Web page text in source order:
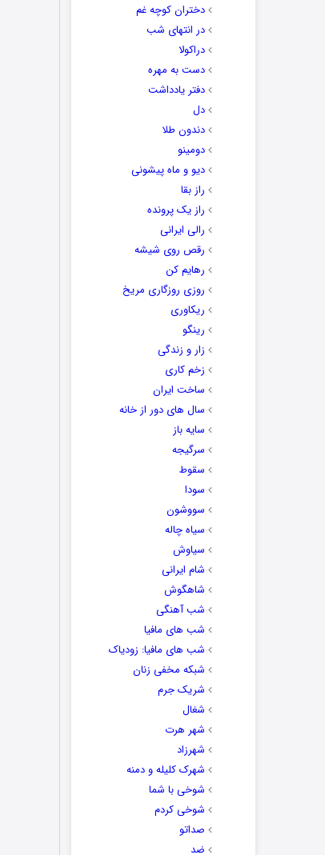
دختران کوچه غم
در انتهای شب
دراکولا
دست به مهره
دفتر یادداشت
دل
دندون طلا
دومینو
دیو و ماه پیشونی
راز بقا
راز یک پرونده
رالی ایرانی
رقص روی شیشه
رهایم کن
روزی روزگاری مریخ
ریکاوری
رینگو
زار و زندگی
زخم کاری
ساخت ایران
سال های دور از خانه
سایه باز
سرگیجه
سقوط
سودا
سووشون
سیاه چاله
سیاوش
شام ایرانی
شاهگوش
شب آهنگی
شب های مافیا
شب های مافیا: زودیاک
شبکه مخفی زنان
شریک جرم
شغال
شهر هرت
شهرزاد
شهرک کلیله و دمنه
شوخی با شما
شوخی کردم
صداتو
ضد